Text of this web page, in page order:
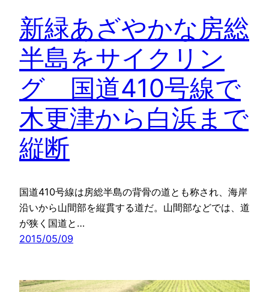
新緑あざやかな房総
半島をサイクリン
グ 国道410号線で
木更津から白浜まで
縦断
国道410号線は房総半島の背骨の道とも称され、海岸
沿いから山間部を縦貫する道だ。山間部などでは、道
が狭く国道と…
2015/05/09